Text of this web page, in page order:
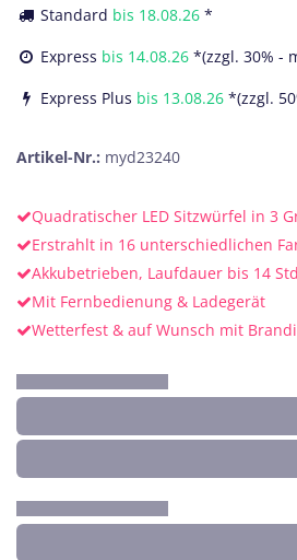
Standard bis 18.08.26 *
Express bis 14.08.26 *(zzgl. 30% -
Express Plus bis 13.08.26 *(zzgl.
Artikel-Nr.: myd23240
Quadratischer LED Sitzwürfel in 3
Erstrahlt in 16 unterschiedlichen
Akkubetrieben, Laufdauer bis 14 Std
Mit Fernbedienung & Ladegerät
Wetterfest & auf Wunsch mit